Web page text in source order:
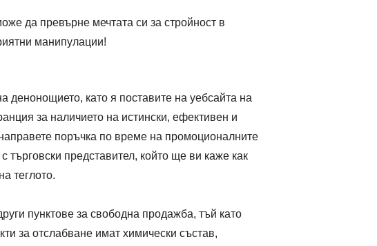
да превърне мечтата си за стройност в
манипулации!
денонощието, като я поставите на уебсайта на
за наличието на истински, ефективен и
поръчка по време на промоционалните
представител, който ще ви каже как
теглото.
пунктове за свободна продажба, тъй като
за отслабване имат химически състав,